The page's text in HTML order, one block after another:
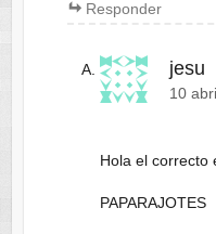
Responder
jesu
10
Hola el correcto
PAPARAJOTES